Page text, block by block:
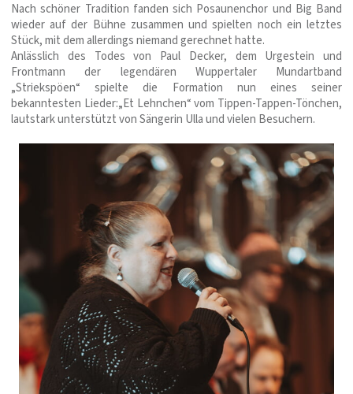
Nach schöner Tradition fanden sich Posaunenchor und Big Band
wieder auf der Bühne zusammen und spielten noch ein letztes
Stück, mit dem allerdings niemand gerechnet hatte.
Anlässlich des Todes von Paul Decker, dem Urgestein und
Frontmann der legendären Wuppertaler Mundartband
„Striekspöen“ spielte die Formation nun eines seiner
bekanntesten Lieder:„Et Lehnchen“ vom Tippen-Tappen-Tönchen,
lautstark unterstützt von Sängerin Ulla und vielen Besuchern.